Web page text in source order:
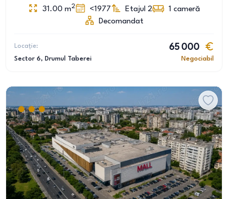
31.00 m2 <1977 Etajul 2 1 cameră
Decomandat
Locație:
Sector 6, Drumul Taberei
65 000
Negociabil